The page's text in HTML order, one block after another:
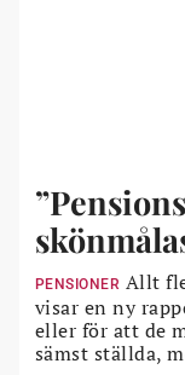
PENSIONER Allt
visar en ny
eller för att de
sämst ställda,